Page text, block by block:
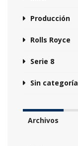
Producción
Rolls Royce
Serie 8
Sin categoría
Archivos